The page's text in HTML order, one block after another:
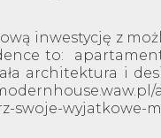
inwestycję z
to:
architektura i
swoje-wyjatkowe-